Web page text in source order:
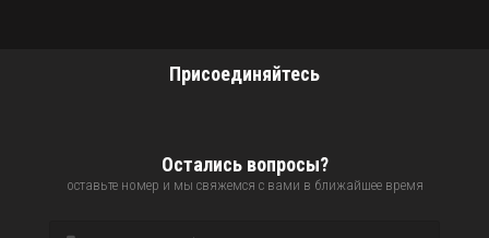
Присоединяйтесь
Остались вопросы?
оставьте номер и мы свяжемся с вами в ближайшее время